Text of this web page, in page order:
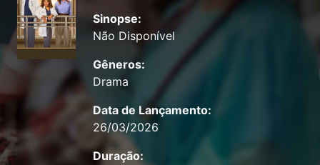
Sinopse:
Não Disponível
Gêneros:
Drama
Data de Lançamento:
26/03/2026
Duração: